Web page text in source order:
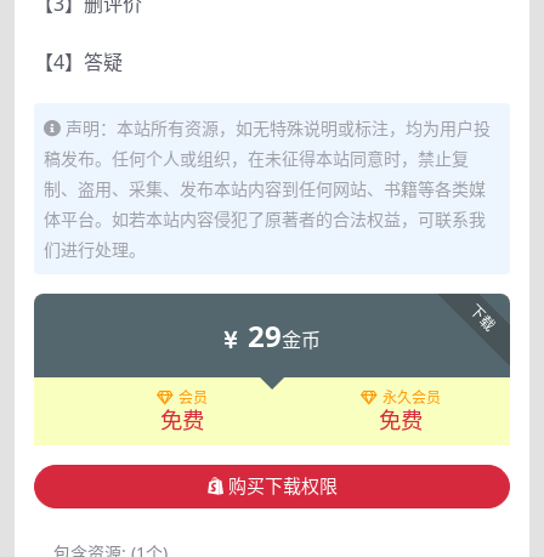
【4】答疑
声明：本站所有资源，如无特殊说明或标注，均为用户投
稿发布。任何个人或组织，在未征得本站同意时，禁止复
制、盗用、采集、发布本站内容到任何网站、书籍等各类媒
体平台。如若本站内容侵犯了原著者的合法权益，可联系我
们进行处理。
下载
29金币
会员
免费
永久会员
免费
购买下载权限
包含资源: (1个)